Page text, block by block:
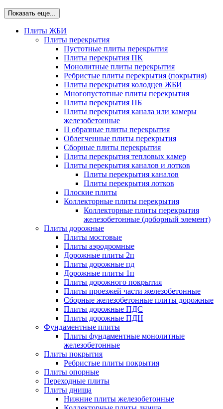
Показать еще...
Плиты ЖБИ
Плиты перекрытия
Пустотные плиты перекрытия
Плиты перекрытия ПК
Монолитные плиты перекрытия
Ребристые плиты перекрытия (покрытия)
Плиты перекрытия колодцев ЖБИ
Многопустотные плиты перекрытия
Плиты перекрытия ПБ
Плиты перекрытия канала или камеры
железобетонные
П образные плиты перекрытия
Облегченные плиты перекрытия
Сборные плиты перекрытия
Плиты перекрытия тепловых камер
Плиты перекрытия каналов и лотков
Плиты перекрытия каналов
Плиты перекрытия лотков
Плоские плиты
Коллекторные плиты перекрытия
Коллекторные плиты перекрытия
железобетонные (доборный элемент)
Плиты дорожные
Плиты мостовые
Плиты аэродромные
Дорожные плиты 2п
Плиты дорожные пд
Дорожные плиты 1п
Плиты дорожного покрытия
Плиты проезжей части железобетонные
Сборные железобетонные плиты дорожные
Плиты дорожные ПДС
Плиты дорожные ПДН
Фундаментные плиты
Плиты фундаментные монолитные
железобетонные
Плиты покрытия
Ребристые плиты покрытия
Плиты опорные
Переходные плиты
Плиты днища
Нижние плиты железобетонные